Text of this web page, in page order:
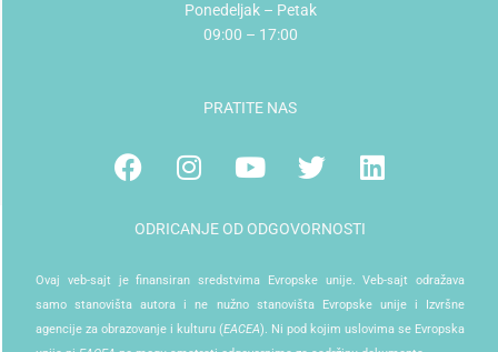
Ponedeljak – Petak
09:00 – 17:00
PRATITE NAS
FacebookInstagram
YoutubeTwitterLinkedin
ODRICANJE OD ODGOVORNOSTI
Ovaj veb-sajt je finansiran sredstvima Evropske unije. Veb-sajt odražava
samo stanovišta autora i ne nužno stanovišta Evropske unije i Izvršne
agencije za obrazovanje i kulturu (EACEA). Ni pod kojim uslovima se Evropska